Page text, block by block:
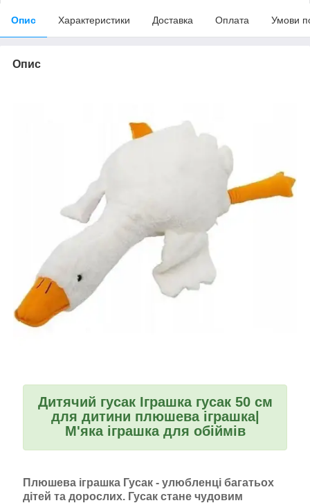
Опис Характеристики Доставка Оплата Умови
Опис
Дитячий гусак Іграшка гусак 50 см
для дитини плюшева іграшка|
М'яка іграшка для обіймів
Плюшева іграшка Гусак - улюбленці багатьох
дітей та дорослих. Гусак стане чудовим